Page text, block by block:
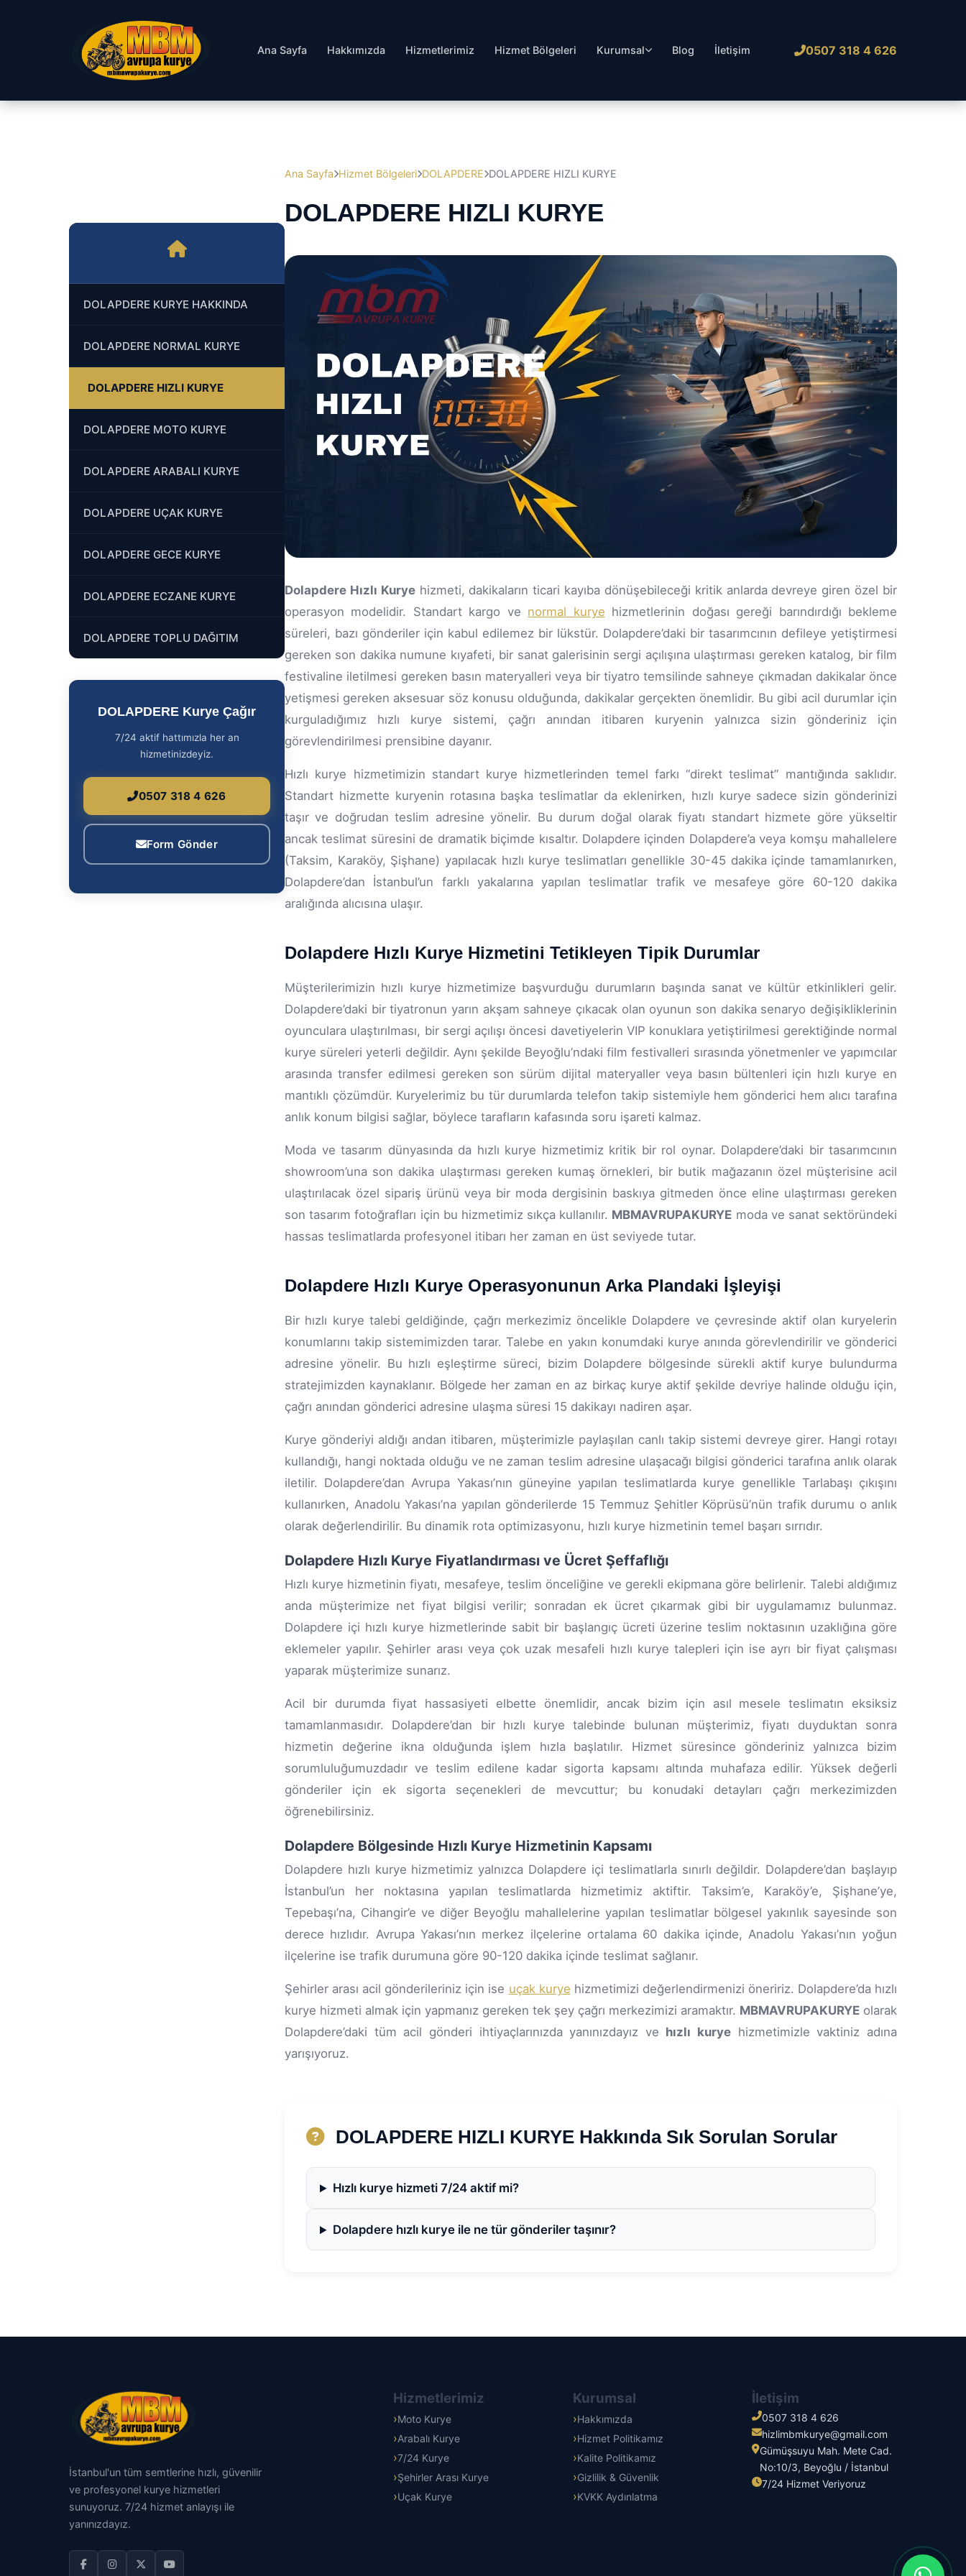
Ana Sayfa Hakkımızda Hizmetlerimiz Hizmet Bölgeleri Kurumsal Blog İletişim 0507 318 4 626
DOLAPDERE KURYE HAKKINDA
DOLAPDERE NORMAL KURYE
DOLAPDERE MOTO KURYE
DOLAPDERE ARABALI KURYE
7/24 aktif hattımızla her an
0507 318 4 626
Ana Sayfa Hizmet Bölgeleri DOLAPDERE DOLAPDERE HIZLI KURYE
DOLAPDERE HIZLI KURYE
Dolapdere Hızlı Kuryehizmeti, dakikaların ticari kayıba dönüşebileceği kritik anlarda devreye giren özel bir
operasyon modelidir. Standart kargo ve normal kurye hizmetlerinin doğası gereği barındırdığı bekleme
süreleri, bazı gönderiler için kabul edilemez bir lükstür. Dolapdere’daki bir tasarımcının defileye yetiştirmesi
gereken son dakika numune kıyafeti, bir sanat galerisinin sergi açılışına ulaştırması gereken katalog, bir film
festivaline iletilmesi gereken basın materyalleri veya bir tiyatro temsilinde sahneye çıkmadan dakikalar önce
yetişmesi gereken aksesuar söz konusu olduğunda, dakikalar gerçekten önemlidir. Bu gibi acil durumlar için
kurguladığımız hızlı kurye sistemi, çağrı anından itibaren kuryenin yalnızca sizin gönderiniz için
görevlendirilmesi prensibine dayanır.
Hızlı kurye hizmetimizin standart kurye hizmetlerinden temel farkı “direkt teslimat” mantığında saklıdır.
Standart hizmette kuryenin rotasına başka teslimatlar da eklenirken, hızlı kurye sadece sizin gönderinizi
taşır ve doğrudan teslim adresine yönelir. Bu durum doğal olarak fiyatı standart hizmete göre yükseltir
ancak teslimat süresini de dramatik biçimde kısaltır. Dolapdere içinden Dolapdere’a veya komşu mahallelere
(Taksim, Karaköy, Şişhane) yapılacak hızlı kurye teslimatları genellikle 30-45 dakika içinde tamamlanırken,
Dolapdere’dan İstanbul’un farklı yakalarına yapılan teslimatlar trafik ve mesafeye göre 60-120 dakika
aralığında alıcısına ulaşır.
Dolapdere Hızlı Kurye Hizmetini Tetikleyen Tipik Durumlar
Müşterilerimizin hızlı kurye hizmetimize başvurduğu durumların başında sanat ve kültür etkinlikleri gelir.
Dolapdere’daki bir tiyatronun yarın akşam sahneye çıkacak olan oyunun son dakika senaryo değişikliklerinin
oyunculara ulaştırılması, bir sergi açılışı öncesi davetiyelerin VIP konuklara yetiştirilmesi gerektiğinde normal
kurye süreleri yeterli değildir. Aynı şekilde Beyoğlu’ndaki film festivalleri sırasında yönetmenler ve yapımcılar
arasında transfer edilmesi gereken son sürüm dijital materyaller veya basın bültenleri için hızlı kurye en
mantıklı çözümdür. Kuryelerimiz bu tür durumlarda telefon takip sistemiyle hem gönderici hem alıcı tarafına
anlık konum bilgisi sağlar, böylece tarafların kafasında soru işareti kalmaz.
Moda ve tasarım dünyasında da hızlı kurye hizmetimiz kritik bir rol oynar. Dolapdere’daki bir tasarımcının
showroom’una son dakika ulaştırması gereken kumaş örnekleri, bir butik mağazanın özel müşterisine acil
ulaştırılacak özel sipariş ürünü veya bir moda dergisinin baskıya gitmeden önce eline ulaştırması gereken
son tasarım fotoğrafları için bu hizmetimiz sıkça kullanılır. MBMAVRUPAKURYE moda ve sanat sektöründeki
hassas teslimatlarda profesyonel itibarı her zaman en üst seviyede tutar.
Dolapdere Hızlı Kurye Operasyonunun Arka Plandaki İşleyişi
Bir hızlı kurye talebi geldiğinde, çağrı merkezimiz öncelikle Dolapdere ve çevresinde aktif olan kuryelerin
konumlarını takip sistemimizden tarar. Talebe en yakın konumdaki kurye anında görevlendirilir ve gönderici
adresine yönelir. Bu hızlı eşleştirme süreci, bizim Dolapdere bölgesinde sürekli aktif kurye bulundurma
stratejimizden kaynaklanır. Bölgede her zaman en az birkaç kurye aktif şekilde devriye halinde olduğu için,
çağrı anından gönderici adresine ulaşma süresi 15 dakikayı nadiren aşar.
Kurye gönderiyi aldığı andan itibaren, müşterimizle paylaşılan canlı takip sistemi devreye girer. Hangi rotayı
kullandığı, hangi noktada olduğu ve ne zaman teslim adresine ulaşacağı bilgisi gönderici tarafına anlık olarak
iletilir. Dolapdere’dan Avrupa Yakası’nın güneyine yapılan teslimatlarda kurye genellikle Tarlabaşı çıkışını
kullanırken, Anadolu Yakası’na yapılan gönderilerde 15 Temmuz Şehitler Köprüsü’nün trafik durumu o anlık
olarak değerlendirilir. Bu dinamik rota optimizasyonu, hızlı kurye hizmetinin temel başarı sırrıdır.
Dolapdere Hızlı Kurye Fiyatlandırması ve Ücret Şeffaflığı
Hızlı kurye hizmetinin fiyatı, mesafeye, teslim önceliğine ve gerekli ekipmana göre belirlenir. Talebi aldığımız
anda müşterimize net fiyat bilgisi verilir; sonradan ek ücret çıkarmak gibi bir uygulamamız bulunmaz.
Dolapdere içi hızlı kurye hizmetlerinde sabit bir başlangıç ücreti üzerine teslim noktasının uzaklığına göre
eklemeler yapılır. Şehirler arası veya çok uzak mesafeli hızlı kurye talepleri için ise ayrı bir fiyat çalışması
yaparak müşterimize sunarız.
Acil bir durumda fiyat hassasiyeti elbette önemlidir, ancak bizim için asıl mesele teslimatın eksiksiz
tamamlanmasıdır. Dolapdere’dan bir hızlı kurye talebinde bulunan müşterimiz, fiyatı duyduktan sonra
hizmetin değerine ikna olduğunda işlem hızla başlatılır. Hizmet süresince gönderiniz yalnızca bizim
sorumluluğumuzdadır ve teslim edilene kadar sigorta kapsamı altında muhafaza edilir. Yüksek değerli
gönderiler için ek sigorta seçenekleri de mevcuttur; bu konudaki detayları çağrı merkezimizden
öğrenebilirsiniz.
Dolapdere Bölgesinde Hızlı Kurye Hizmetinin Kapsamı
Dolapdere hızlı kurye hizmetimiz yalnızca Dolapdere içi teslimatlarla sınırlı değildir. Dolapdere’dan başlayıp
İstanbul’un her noktasına yapılan teslimatlarda hizmetimiz aktiftir. Taksim’e, Karaköy’e, Şişhane’ye,
Tepebaşı’na, Cihangir’e ve diğer Beyoğlu mahallelerine yapılan teslimatlar bölgesel yakınlık sayesinde son
derece hızlıdır. Avrupa Yakası’nın merkez ilçelerine ortalama 60 dakika içinde, Anadolu Yakası’nın yoğun
ilçelerine ise trafik durumuna göre 90-120 dakika içinde teslimat sağlanır.
Şehirler arası acil gönderileriniz için ise uçak kurye hizmetimizi değerlendirmenizi öneririz. Dolapdere’da hızlı
kurye hizmeti almak için yapmanız gereken tek şey çağrı merkezimizi aramaktır. MBMAVRUPAKURYE olarak
Dolapdere’daki tüm acil gönderi ihtiyaçlarınızda yanınızdayız ve hızlı kurye hizmetimizle vaktiniz adına
yarışıyoruz.
DOLAPDERE HIZLI KURYE Hakkında Sık Sorulan Sorular
Hızlı kurye hizmeti 7/24 aktif mi?
Dolapdere hızlı kurye ile ne tür gönderiler taşınır?
İstanbul'un tüm semtlerine hızlı, güvenilir
ve profesyonel kurye hizmetleri
sunuyoruz. 7/24 hizmet anlayışı ile
yanınızdayız.
Hizmetlerimiz
Moto Kurye
Arabalı Kurye
7/24 Kurye
Şehirler Arası Kurye
Uçak Kurye
Kurumsal
Hakkımızda
Hizmet Politikamız
Kalite Politikamız
Gizlilik & Güvenlik
KVKK Aydınlatma
İletişim
0507 318 4 626
hizlimbmkurye@gmail.com
Gümüşsuyu Mah. Mete Cad.
No:10/3, Beyoğlu / İstanbul
7/24 Hizmet Veriyoruz